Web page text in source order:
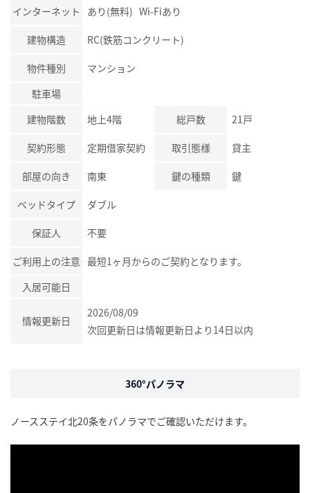
インターネット あり(無料) Wi-Fiあり
建物構造 RC(鉄筋コンクリート)
物件種別
マンション
駐車場
建物階数
地上4階 総戸数 21戸
契約形態 定期借家契約 取引態様 貸主
部屋の向き 南東 鍵の種類 鍵
ベッドタイプ ダブル
保証人 不要
ご利用上の注意 最短1ヶ月からのご契約となります。
入居可能日
情報更新日
2026/08/09
次回更新日は情報更新日より14日以内
360°パノラマ
ノースステイ北20条をパノラマでご確認いただけます。